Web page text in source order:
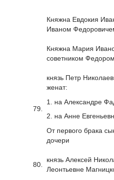
Княжна Евдокия
Иваном
Княжна Мария
советником
79.
князь Петр
женат:
1. на Александре
2. на Анне
От первого брака
дочери
80.
князь Алексей
Леонтьевне